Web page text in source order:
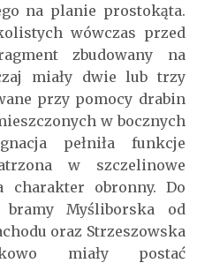
na planie prostokąta.
wówczas przed
zbudowany na
miały dwie lub trzy
przy pomocy drabin
w bocznych
pełniła funkcje
w szczelinowe
charakter obronny. Do
Myśliborska od
oraz Strzeszowska
miały postać